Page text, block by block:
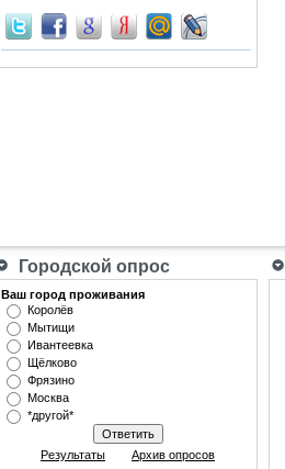
Городской опрос
Ваш город проживания
Королёв
Мытищи
Ивантеевка
Щёлково
Фрязино
Москва
*другой*
Результаты Архив опросов